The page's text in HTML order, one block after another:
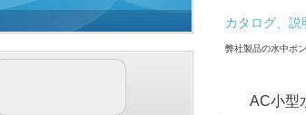
カタログ、
弊社製品の水中ポ
AC小